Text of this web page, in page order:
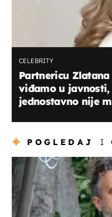
CELEBRITY
Partnericu
viđamo u
jednostavno nije
POGLEDAJ I